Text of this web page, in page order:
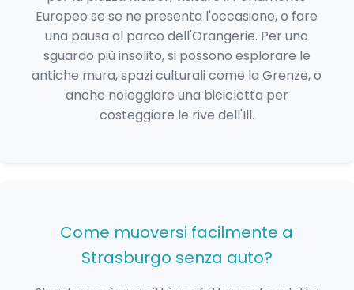
Europeo se se ne presenta l'occasione, o fare
una pausa al parco dell'Orangerie. Per uno
sguardo più insolito, si possono esplorare le
antiche mura, spazi culturali come la Grenze, o
anche noleggiare una bicicletta per
costeggiare le rive dell'Ill.
Come muoversi facilmente a
Strasburgo senza auto?